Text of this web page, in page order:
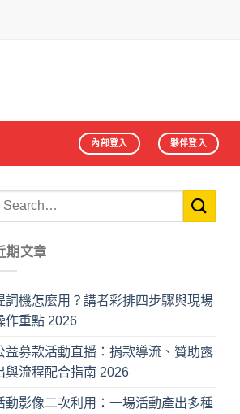
內部登入 夥伴登入
期文章
詞機怎麼用？講者彩排四步驟與現場
作重點 2026
益募款活動直播：捐款導流、贊助露
與流程配合指南 2026
動影像二次利用：一場活動產出多種